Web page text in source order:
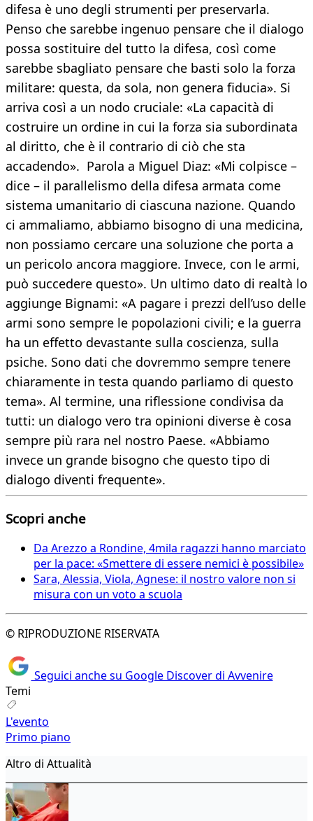
difesa è uno degli strumenti per preservarla.
Penso che sarebbe ingenuo pensare che il dialogo
possa sostituire del tutto la difesa, così come
sarebbe sbagliato pensare che basti solo la forza
militare: questa, da sola, non genera fiducia». Si
arriva così a un nodo cruciale: «La capacità di
costruire un ordine in cui la forza sia subordinata
al diritto, che è il contrario di ciò che sta
accadendo». Parola a Miguel Diaz: «Mi colpisce –
dice – il parallelismo della difesa armata come
sistema umanitario di ciascuna nazione. Quando
ci ammaliamo, abbiamo bisogno di una medicina,
non possiamo cercare una soluzione che porta a
un pericolo ancora maggiore. Invece, con le armi,
può succedere questo». Un ultimo dato di realtà lo
aggiunge Bignami: «A pagare i prezzi dell’uso delle
armi sono sempre le popolazioni civili; e la guerra
ha un effetto devastante sulla coscienza, sulla
psiche. Sono dati che dovremmo sempre tenere
chiaramente in testa quando parliamo di questo
tema». Al termine, una riflessione condivisa da
tutti: un dialogo vero tra opinioni diverse è cosa
sempre più rara nel nostro Paese. «Abbiamo
invece un grande bisogno che questo tipo di
dialogo diventi frequente».
Scopri anche
Da Arezzo a Rondine, 4mila ragazzi hanno marciato
per la pace: «Smettere di essere nemici è possibile»
Sara, Alessia, Viola, Agnese: il nostro valore non si
misura con un voto a scuola
© RIPRODUZIONE RISERVATA
Seguici anche su Google Discover di Avvenire
Temi
L'evento
Primo piano
Altro di Attualità